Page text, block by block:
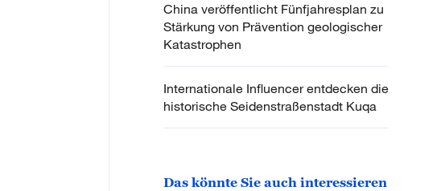
China veröffentlicht Fünfjahresplan zu
Stärkung von Prävention geologischer
Katastrophen
Internationale Influencer entdecken die
historische Seidenstraßenstadt Kuqa
Das könnte Sie auch interessieren